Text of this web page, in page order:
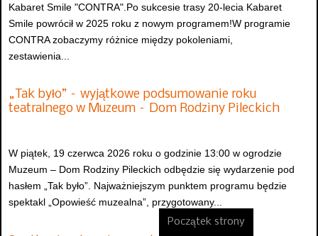
Kabaret Smile "CONTRA".Po sukcesie trasy 20-lecia Kabaret
Smile powrócił w 2025 roku z nowym programem!W programie
CONTRA zobaczymy różnice między pokoleniami,
zestawienia...
„Tak było” – wyjątkowe podsumowanie roku
teatralnego w Muzeum – Dom Rodziny Pileckich
W piątek, 19 czerwca 2026 roku o godzinie 13:00 w ogrodzie
Muzeum – Dom Rodziny Pileckich odbędzie się wydarzenie pod
hasłem „Tak było”. Najważniejszym punktem programu będzie
spektakl „Opowieść muzealna”, przygotowany...
Początek strony